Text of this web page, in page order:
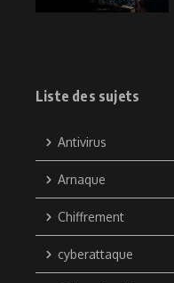
Liste des sujets
Antivirus
Arnaque
Chiffrement
cyberattaque